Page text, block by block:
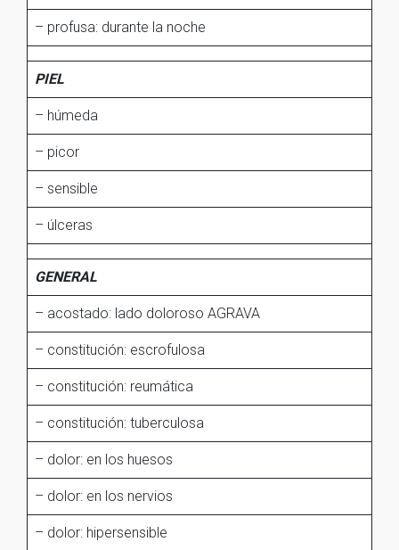
– profusa: durante la noche
PIEL
– húmeda
– picor
– sensible
– úlceras
GENERAL
– acostado: lado doloroso AGRAVA
– constitución: escrofulosa
– constitución: reumática
– constitución: tuberculosa
– dolor: en los huesos
– dolor: en los nervios
– dolor: hipersensible